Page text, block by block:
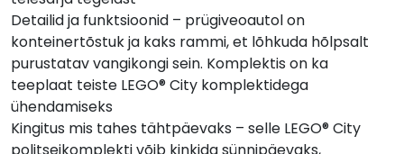
Detailid ja funktsioonid – prügiveoautol on
konteinertõstuk ja kaks rammi, et lõhkuda hõlpsalt
purustatav vangikongi sein. Komplektis on ka
teeplaat teiste LEGO® City komplektidega
ühendamiseks
Kingitus mis tahes tähtpäevaks – selle LEGO® City
politseikomplekti võib kinkida sünnipäevaks,